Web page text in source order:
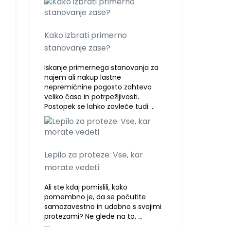
Kako izbrati primerno
stanovanje zase?
Iskanje primernega stanovanja za
najem ali nakup lastne
nepremičnine pogosto zahteva
veliko časa in potrpežljivosti.
Postopek se lahko zavleče tudi …
Lepilo za proteze: Vse, kar
morate vedeti
Ali ste kdaj pomislili, kako
pomembno je, da se počutite
samozavestno in udobno s svojimi
protezami? Ne glede na to, …